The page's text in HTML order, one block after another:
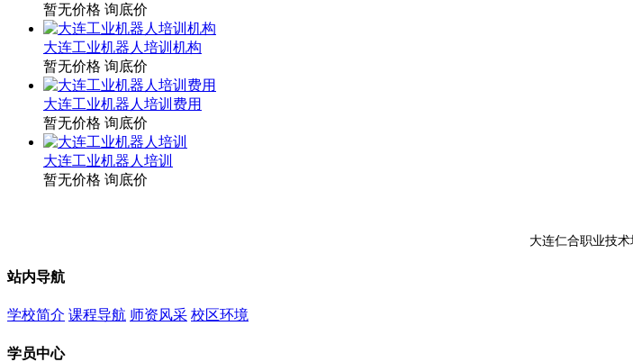
暂无价格 询底价
大连工业机器人培训机构
暂无价格 询底价
大连工业机器人培训费用
暂无价格 询底价
大连工业机器人培训
暂无价格 询底价
大连仁合职业技
站内导航
学校简介 课程导航 师资风采 校区环境
学员中心